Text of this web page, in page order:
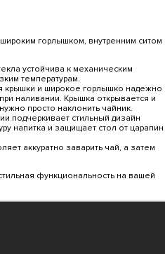
горлышком, внутренним ситом
устойчива к механическим
температурам.
крышки и широкое горлышко надежно
наливании. Крышка открывается и
просто наклонить чайник.
подчеркивает стильный дизайн
напитка и защищает стол от царапин
аккуратно заварить чай, а затем
функциональность на вашей